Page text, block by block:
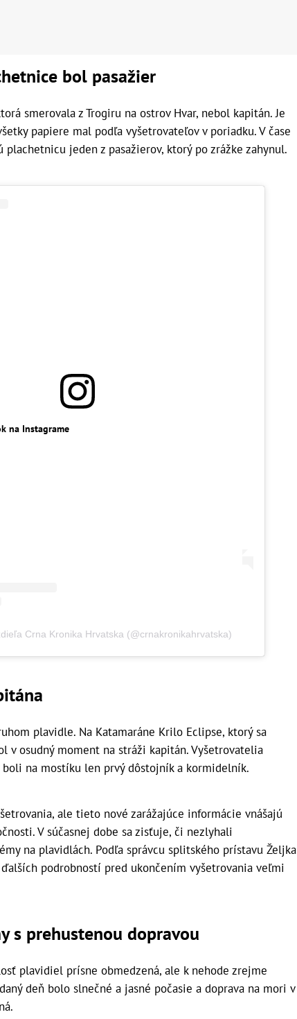
bol pasažier
smerovala z Trogiru na ostrov Hvar, nebol kapitán. Je
papiere mal podľa vyšetrovateľov v poriadku. V čase
jeden z pasažierov, ktorý po zrážke zahynul.
na Instagrame
Crna Kronika Hrvatska (@crnakronikahrvatska)
plavidle. Na Katamaráne Krilo Eclipse, ktorý sa
v osudný moment na stráži kapitán. Vyšetrovatelia
boli na mostíku len prvý dôstojník a kormidelník.
ale tieto nové zarážajúce informácie vnášajú
V súčasnej dobe sa zisťuje, či nezlyhali
na plavidlách. Podľa správcu splitského prístavu Željka
podrobností pred ukončením vyšetrovania veľmi
s prehustenou dopravou
plavidiel prísne obmedzená, ale k nehode zrejme
deň bolo slnečné a jasné počasie a doprava na mori v